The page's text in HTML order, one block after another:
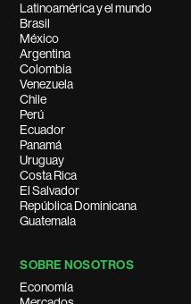
Latinoamérica y el mundo
Brasil
México
Argentina
Colombia
Venezuela
Chile
Perú
Ecuador
Panamá
Uruguay
Costa Rica
El Salvador
República Dominicana
Guatemala
SOBRE NOSOTROS
Economía